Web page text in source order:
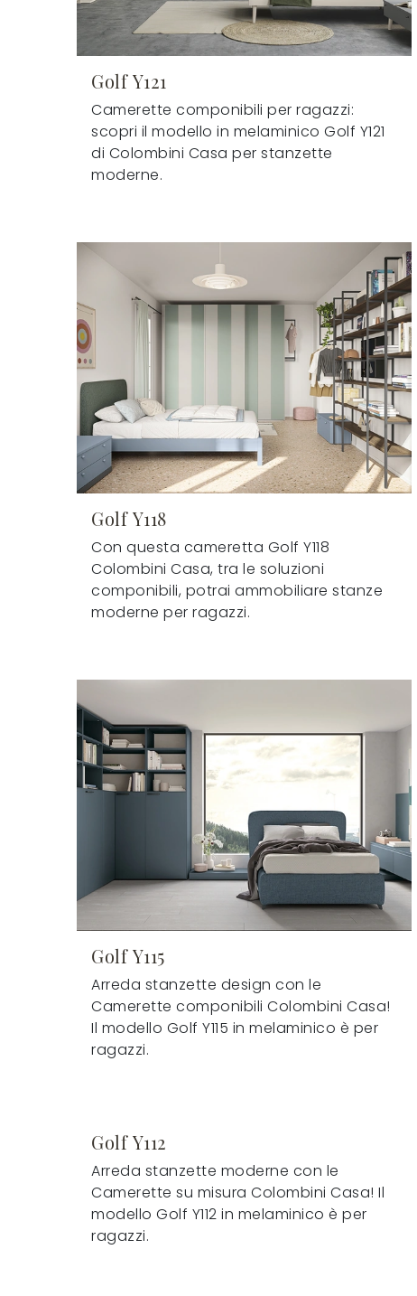
Golf Y121
Camerette componibili per ragazzi:
scopri il modello in melaminico Golf Y121
di Colombini Casa per stanzette
moderne.
Golf Y118
Con questa cameretta Golf Y118
Colombini Casa, tra le soluzioni
componibili, potrai ammobiliare stanze
moderne per ragazzi.
Golf Y115
Arreda stanzette design con le
Camerette componibili Colombini Casa!
Il modello Golf Y115 in melaminico è per
ragazzi.
Golf Y112
Arreda stanzette moderne con le
Camerette su misura Colombini Casa! Il
modello Golf Y112 in melaminico è per
ragazzi.